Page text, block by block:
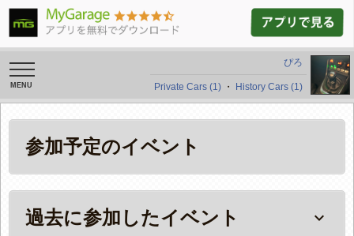
toggle
navigation
ぴろ
Private Cars (1) ・ History Cars (1)
参加予定のイベント
過去に参加したイベント keyboard_arrow_down